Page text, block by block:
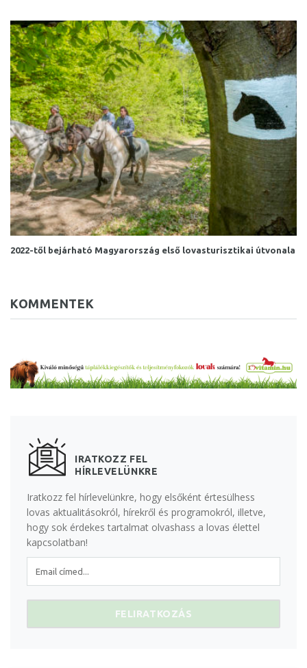
2022-től bejárható Magyarország első lovasturisztikai útvonala
KOMMENTEK
IRATKOZZ FEL
HÍRLEVELÜNKRE
Iratkozz fel hírlevelünkre, hogy elsőként értesülhess
lovas aktualitásokról, hírekről és programokról, illetve,
hogy sok érdekes tartalmat olvashass a lovas élettel
kapcsolatban!